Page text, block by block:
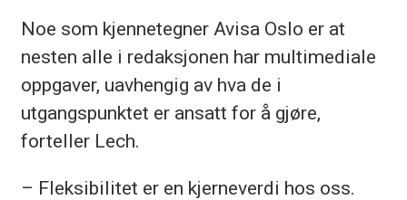
Noe som kjennetegner Avisa Oslo er at
nesten alle i redaksjonen har multimediale
oppgaver, uavhengig av hva de i
utgangspunktet er ansatt for å gjøre,
forteller Lech.
– Fleksibilitet er en kjerneverdi hos oss.